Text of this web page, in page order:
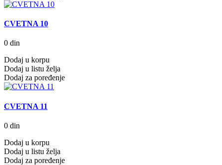
CVETNA 10
0 din
Dodaj u korpu
Dodaj u listu želja
Dodaj za poređenje
CVETNA 11
0 din
Dodaj u korpu
Dodaj u listu želja
Dodaj za poređenje